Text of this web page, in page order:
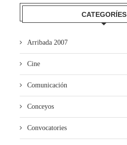
CATEGORÍES
Arribada 2007
Cine
Comunicación
Conceyos
Convocatories